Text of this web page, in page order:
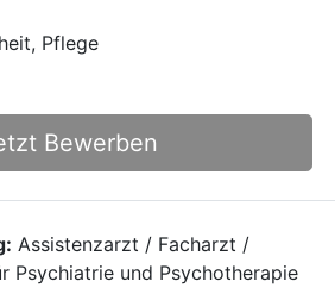
Pflege
Bewerben
Assistenzarzt / Facharzt /
Psychiatrie und Psychotherapie